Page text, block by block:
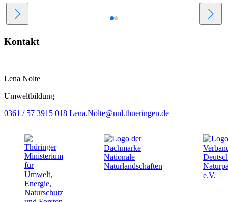
Kontakt
Lena Nolte
Umweltbildung
0361 / 57 3915 018 Lena.Nolte@nnl.thueringen.de